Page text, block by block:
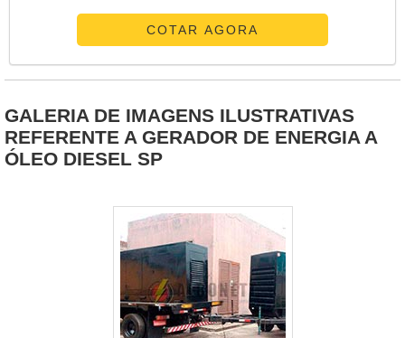
automática FID, com separação automática de amostras,
combustíveis e combustão de ar. O Analisador de THC
oferece flexibilidade e sistema de análise de gás
contínuo e automatizado em to....
COTAR AGORA
GALERIA DE IMAGENS ILUSTRATIVAS
REFERENTE A GERADOR DE ENERGIA A
ÓLEO DIESEL SP